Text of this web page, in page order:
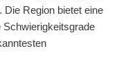
Die Region bietet eine
Schwierigkeitsgrade